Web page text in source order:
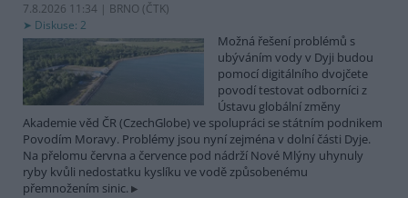
7.8.2026 11:34 | BRNO (ČTK)
Diskuse: 2
Možná řešení problémů s
ubýváním vody v Dyji budou
pomocí digitálního dvojčete
povodí testovat odborníci z
Ústavu globální změny
Akademie věd ČR (CzechGlobe) ve spolupráci se státním podnikem
Povodím Moravy. Problémy jsou nyní zejména v dolní části Dyje.
Na přelomu června a července pod nádrží Nové Mlýny uhynuly
ryby kvůli nedostatku kyslíku ve vodě způsobenému
přemnožením sinic.